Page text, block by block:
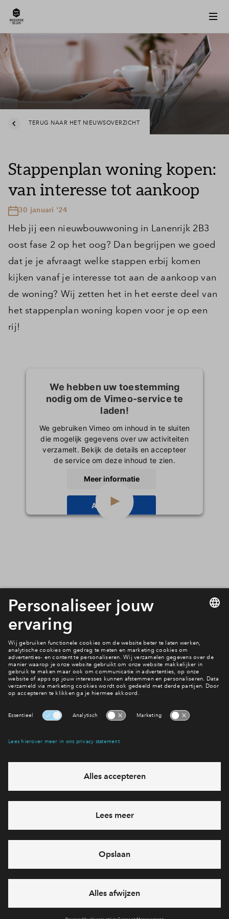
TERUG NAAR HET NIEUWSOVERZICHT
Stappenplan woning kopen:
van interesse tot aankoop
30 januari '24
Heb jij een nieuwbouwwoning in Lanenrijk 2B3
oost fase 2 op het oog? Dan begrijpen we goed
dat je je afvraagt welke stappen erbij komen
kijken vanaf je interesse tot aan de aankoop van
de woning? Wij zetten het in het eerste deel van
het stappenplan woning kopen voor je op een
rij!
We hebben uw toestemming
nodig om de Vimeo-service te
laden!
We gebruiken Vimeo om inhoud in te sluiten
die mogelijk gegevens over uw activiteiten
verzamelt. Bekijk de details en accepteer
de service om deze inhoud te zien.
Meer informatie
Accepteren
Wonen in Lanenrijk 2B3 oost fase 2?
Bekijk het aanbod
eventuele projecten
Ja, ik wil mij aanmelden
Heb je een vraag en wil je direct antwoord? Bel ons op088
71 22 157
6 dagen per week beschikbaar (behalve tijdens
feestdagen)
vandaag van 09:00 - 18:00 uur